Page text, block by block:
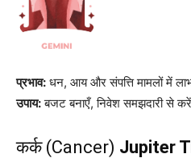
प्रभाव: धन, आय और संपत्ति मामलों में
उपाय:बजट बनाएँ, निवेश समझदारी से
कर्क (Cancer) Jupiter